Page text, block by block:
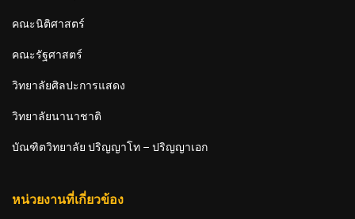
คณะนิติศาสตร์
คณะรัฐศาสตร์
วิทยาลัยศิลปะการแสดง
วิทยาลัยนานาชาติ
บัณฑิตวิทยาลัย ปริญญาโท – ปริญญาเอก
หน่วยงานที่เกี่ยวข้อง